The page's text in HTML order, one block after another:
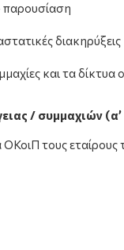
παρουσίαση
διακηρύξεις
και τα δίκτυα
/ συμμαχιών
ΟΚοιΠ τους εταίρους